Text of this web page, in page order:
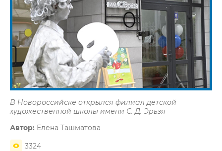
В Новороссийске открылся филиал детской
художественной школы имени С. Д. Эрьзя
Автор: Елена Ташматова
3324